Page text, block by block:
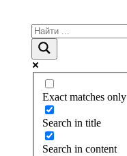
Exact matches only
Search in title
Search in content